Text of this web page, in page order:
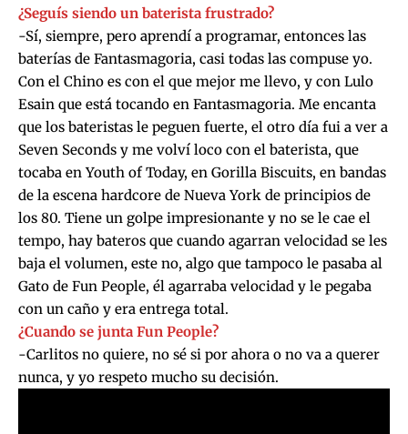
¿Seguís siendo un baterista frustrado?
-Sí, siempre, pero aprendí a programar, entonces las
baterías de Fantasmagoria, casi todas las compuse yo.
Con el Chino es con el que mejor me llevo, y con Lulo
Esain que está tocando en Fantasmagoria. Me encanta
que los bateristas le peguen fuerte, el otro día fui a ver a
Seven Seconds y me volví loco con el baterista, que
tocaba en Youth of Today, en Gorilla Biscuits, en bandas
de la escena hardcore de Nueva York de principios de
los 80. Tiene un golpe impresionante y no se le cae el
tempo, hay bateros que cuando agarran velocidad se les
baja el volumen, este no, algo que tampoco le pasaba al
Gato de Fun People, él agarraba velocidad y le pegaba
con un caño y era entrega total.
¿Cuando se junta Fun People?
-Carlitos no quiere, no sé si por ahora o no va a querer
nunca, y yo respeto mucho su decisión.